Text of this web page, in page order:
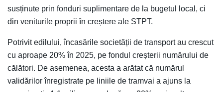
susținute prin fonduri suplimentare de la bugetul local, ci
din veniturile proprii în creștere ale STPT.
Potrivit edilului, încasările societății de transport au crescut
cu aproape 20% în 2025, pe fondul creșterii numărului de
călători. De asemenea, acesta a arătat că numărul
validărilor înregistrate pe liniile de tramvai a ajuns la